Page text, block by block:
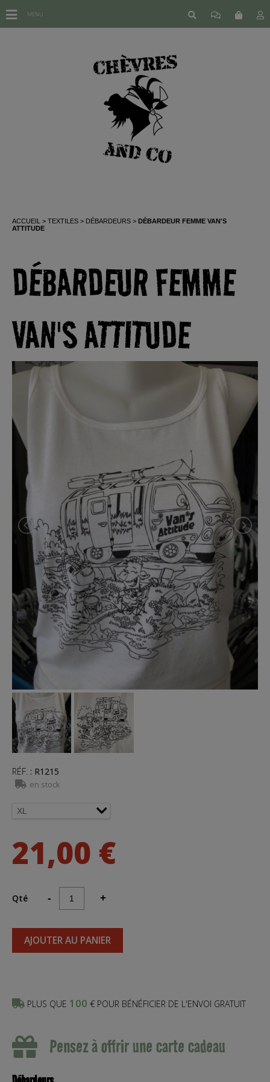
ACCUEIL TEXTILES DÉBARDEURS
DÉBARDEUR FEMME VAN'S
ATTITUDE
DÉBARDEUR FEMME
VAN'S ATTITUDE
RÉF. : R1215
en stock
21,00 €
Qté - +
AJOUTER AU PANIER
PLUS QUE 100 € POUR BÉNÉFICIER DE L'ENVOI GRATUIT
Pensez à offrir une carte cadeau
MENU